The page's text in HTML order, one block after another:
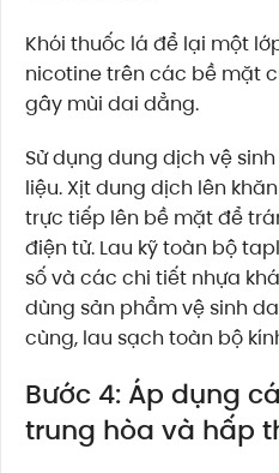
Khói thuốc lá để lại một
nicotine trên các bề mặt
gây mùi dai dẳng.
Sử dụng dung dịch vệ
liệu. Xịt dung dịch lên
trực tiếp lên bề mặt để
điện tử. Lau kỹ toàn bộ
số và các chi tiết nhựa
dùng sản phẩm vệ sinh
cùng, lau sạch toàn bộ
Bước 4: Áp dụng
trung hòa và hấp